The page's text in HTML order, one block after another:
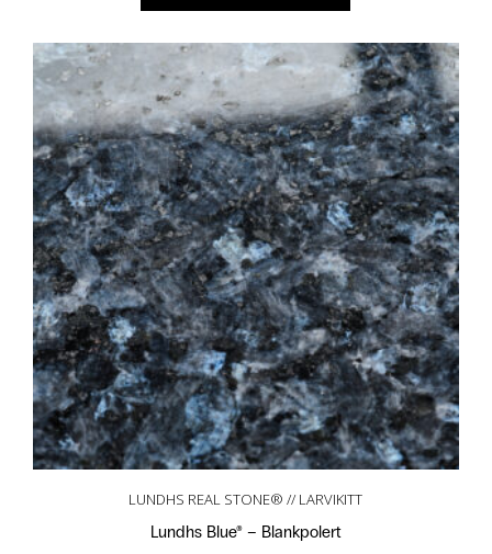
LUNDHS REAL STONE® // LARVIKITT
Lundhs Blue® – Blankpolert